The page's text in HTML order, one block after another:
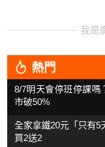
我是
熱門
8/7明天會停班停課
市破50%
全家拿鐵20元「只有
買2送2